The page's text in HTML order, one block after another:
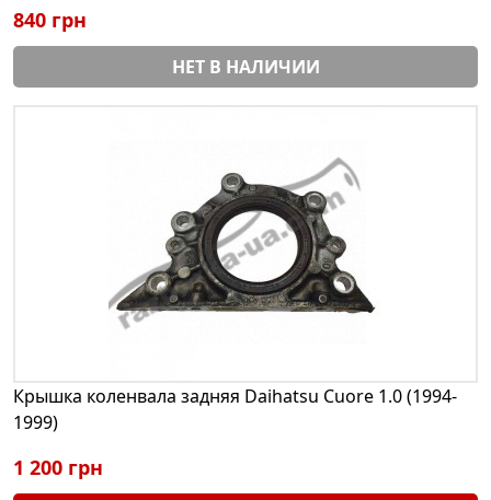
840 грн
НЕТ В НАЛИЧИИ
Крышка коленвала задняя Daihatsu Cuore 1.0 (1994-
1999)
1 200 грн